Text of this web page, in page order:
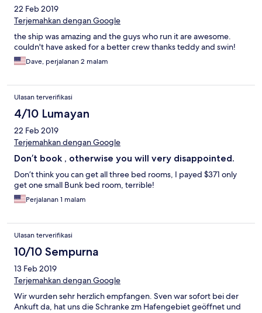
22 Feb 2019
Terjemahkan dengan Google
the ship was amazing and the guys who run it are awesome.
couldn't have asked for a better crew thanks teddy and swin!
Dave, perjalanan 2 malam
Ulasan terverifikasi
4/10 Lumayan
22 Feb 2019
Terjemahkan dengan Google
Don’t book , otherwise you will very disappointed.
Don’t think you can get all three bed rooms, I payed $371 only
get one small Bunk bed room, terrible!
Perjalanan 1 malam
Ulasan terverifikasi
10/10 Sempurna
13 Feb 2019
Terjemahkan dengan Google
Wir wurden sehr herzlich empfangen. Sven war sofort bei der
Ankuft da, hat uns die Schranke zm Hafengebiet geöffnet und